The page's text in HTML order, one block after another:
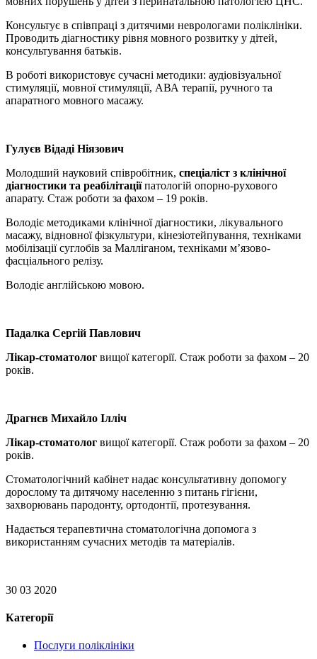
Консультує в співпраці з дитячими неврологами поліклініки.
Проводить діагностику рівня мовного розвитку у дітей,
консультування батьків.
В роботі використовує сучасні методики: аудіовізуальної
стимуляції, мовної стимуляції, АВА терапії, ручного та
апаратного мовного масажу.
Гулуєв Відаді Ніязович
Молодший науковий співробітник, спеціаліст з клінічної
діагностики та реабілітаціїпатологій опорно-рухового
апарату. Стаж роботи за фахом – 19 років.
Володіє методиками клінічної діагностики, лікувального
масажу, відновної фізкультури, кінезіотейпування, техніками
мобілізації суглобів за Малліганом, техніками м’язово-
фасціального релізу.
Володіє англійською мовою.
Падалка Сергій Павлович
Лікар-стоматолог вищої категорії. Стаж роботи за фахом – 20
років.
Драгнєв Михайло Ілліч
Лікар-стоматолог вищої категорії. Стаж роботи за фахом – 20
років.
Стоматологічний кабінет надає консультативну допомогу
дорослому та дитячому населенню з питань гігієни,
захворювань пародонту, ортодонтії, протезування.
Надається терапевтична стоматологічна допомога з
використанням сучасних методів та матеріалів.
30 03 2020
Категорії
Послуги поліклініки